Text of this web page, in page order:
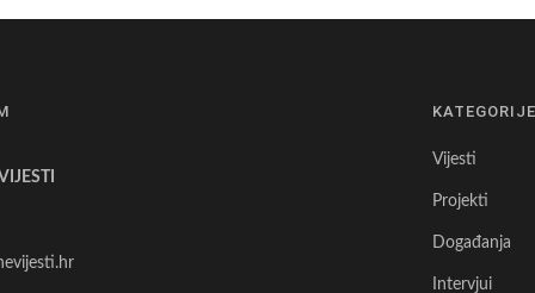
KATEGORIJE
Vijesti
Projekti
Događanja
Intervjui